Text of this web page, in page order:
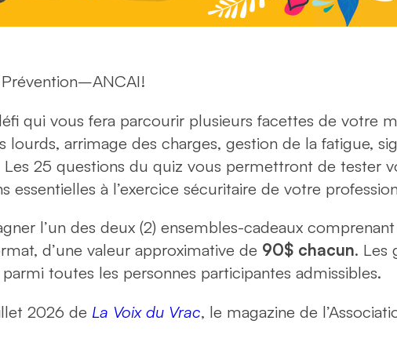
qui vous fera parcourir plusieurs facettes de votre
arrimage des charges, gestion de la fatigue,
25 questions du quiz vous permettront de tester
à l’exercice sécuritaire de votre
l’un des deux (2) ensembles-cadeaux
d’une valeur approximative de 90$ chacun. Les
toutes les personnes participantes admissibles.
2026 de La Voix du Vrac, le magazine de